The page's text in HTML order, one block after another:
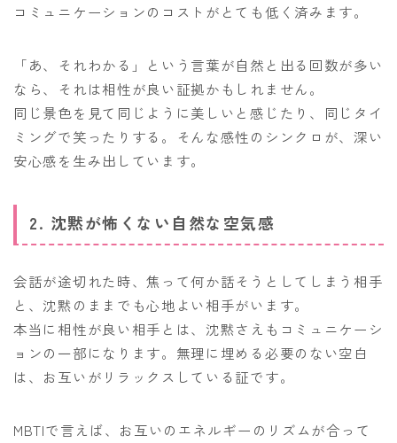
コミュニケーションのコストがとても低く済みます。
「あ、それわかる」という言葉が自然と出る回数が多い
なら、それは相性が良い証拠かもしれません。
同じ景色を見て同じように美しいと感じたり、同じタイ
ミングで笑ったりする。そんな感性のシンクロが、深い
安心感を生み出しています。
2. 沈黙が怖くない自然な空気感
会話が途切れた時、焦って何か話そうとしてしまう相手
と、沈黙のままでも心地よい相手がいます。
本当に相性が良い相手とは、沈黙さえもコミュニケーシ
ョンの一部になります。無理に埋める必要のない空白
は、お互いがリラックスしている証です。
MBTIで言えば、お互いのエネルギーのリズムが合って